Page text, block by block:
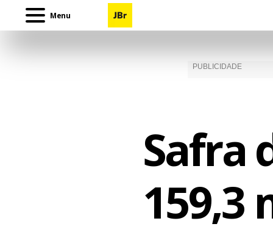
Menu
Safra
159,3